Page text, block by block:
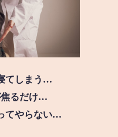
てしまう…
焦るだけ…
てやらない…